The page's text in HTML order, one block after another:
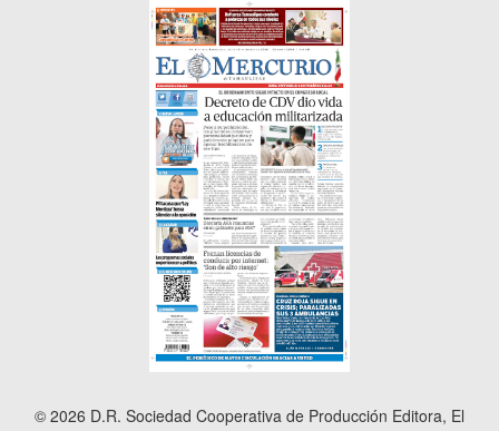
© 2026 D.R. Sociedad Cooperativa de Producción Editora, El